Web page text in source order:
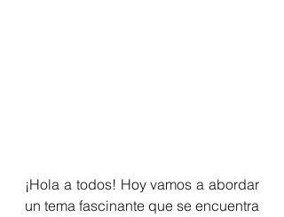
¡Hola a todos! Hoy vamos a abordar
un tema fascinante que se encuentra